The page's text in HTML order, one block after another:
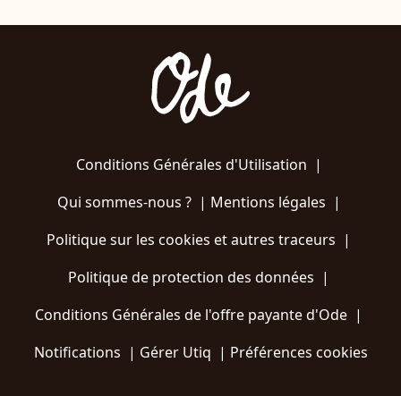
Conditions Générales d'Utilisation |
Qui sommes-nous ?| Mentions légales |
Politique sur les cookies et autres traceurs |
Politique de protection des données |
Conditions Générales de l'offre payante d'Ode |
Notifications | Gérer Utiq | Préférences cookies